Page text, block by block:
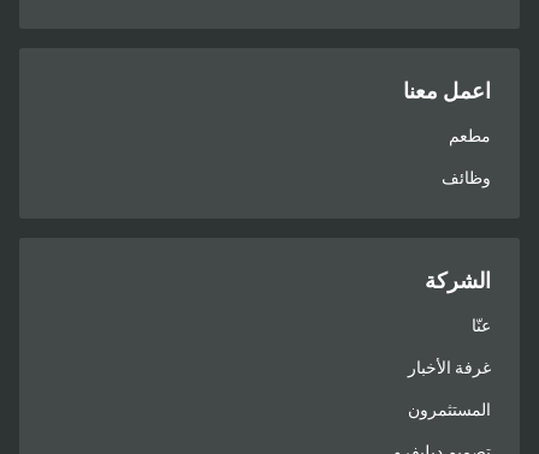
اعمل معنا
مطعم
وظائف
الشركة
عنّا
غرفة الأخبار
المستثمرون